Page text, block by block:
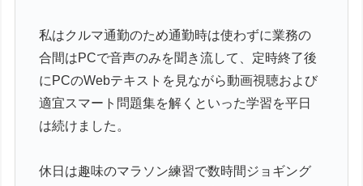
私はクルマ通勤のため通勤時は使わずに業務の
合間はPCで音声のみを聞き流して、定時終了後
にPCのWebテキストを見ながら動画視聴および
適宜スマート問題集を解くといった学習を平日
は続けました。
休日は趣味のマラソン練習で数時間ジョギング